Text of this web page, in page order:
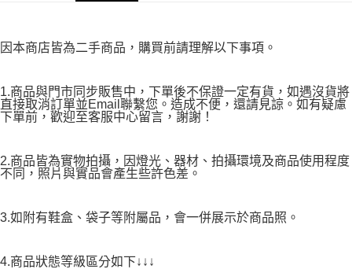
易，需依本服務之必要範圍內提供個人資料，並將交易相關給付款項請求債
https://aftee.tw/terms/#terms3
３．未成年的使用者請事先徵得法定代理人或監護人之同意方可使用
「AFTEE先享後付」，若未經同意申辦者引起之損失，本公司不負相關責
時審查核予不同之上限額度；若仍有額度不足之情形，本公司將視審查結果
請求用戶進行身份認證。
因本商店皆為二手商品，購買前請理解以下事項。
1.商品與門市同步販售中，下單後不保證一定有貨，如遇沒貨將
直接取消訂單並Email聯繫您。造成不便，還請見諒。如有疑慮
下單前，歡迎至客服中心留言，謝謝！
2.商品皆為實物拍攝，因燈光、器材、拍攝環境及商品使用程度
不同，照片與實品會產生些許色差。
3.如附有鞋盒、袋子等附屬品，會一併展示於商品照。
4.商品狀態等級區分如下↓↓↓